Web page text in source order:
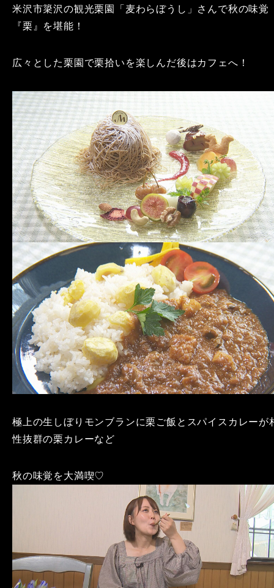
米沢市簗沢の観光栗園「麦わらぼうし」さんで秋の味覚
『栗』を堪能！
広々とした栗園で栗拾いを楽しんだ後はカフェへ！
極上の生しぼりモンブランに栗ご飯とスパイスカレーが
性抜群の栗カレーなど
秋の味覚を大満喫♡